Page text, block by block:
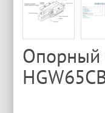
Опорный